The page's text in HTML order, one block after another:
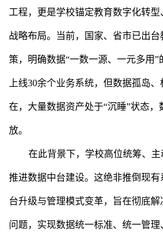
工程，更是学校锚定教育数字化转
战略布局。当前，国家、省市已出
策，明确数据“一数一源、一元多用
上线30余个业务系统，但数据孤岛
在，大量数据资产处于“沉睡”状态
放。
在此背景下，学校高位统筹、
推进数据中台建设。这绝非推倒现
台升级与管理模式变革，旨在彻底
问题，实现数据统一标准、统一管